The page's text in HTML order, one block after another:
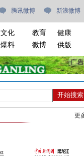
腾讯微博 新浪微博
文化
爆料
教育
健康
微博
供版
更